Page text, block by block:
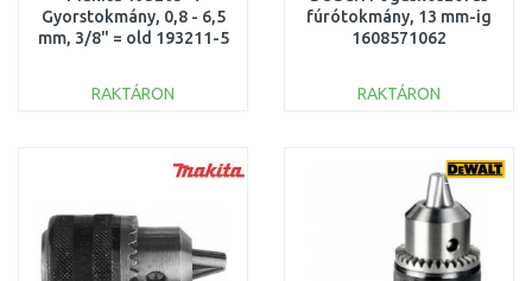
Gyorstokmány, 0,8 - 6,5
mm, 3/8" = old 193211-5
RAKTÁRON
Összehasonlítás
fúrótokmány, 13 mm-ig
1608571062
RAKTÁRON
Összehasonlítás